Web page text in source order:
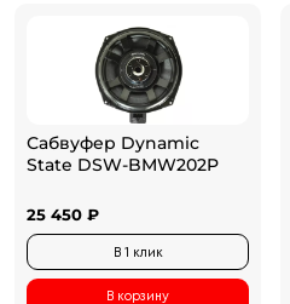
Сабвуфер Dynamic
State DSW-BMW202P
25 450 ₽
В 1 клик
В корзину